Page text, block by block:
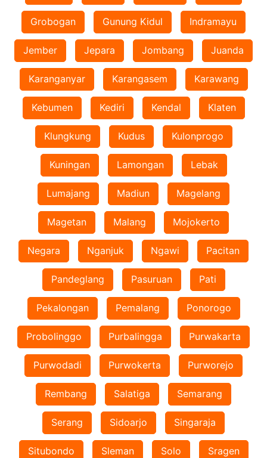
Grobogan Gunung Kidul Indramayu
Jember Jepara Jombang Juanda
Karanganyar Karangasem Karawang
Kebumen Kediri Kendal Klaten
Klungkung Kudus Kulonprogo
Kuningan Lamongan Lebak
Lumajang Madiun Magelang
Magetan Malang Mojokerto
Negara Nganjuk Ngawi Pacitan
Pandeglang Pasuruan Pati
Pekalongan Pemalang Ponorogo
Probolinggo Purbalingga Purwakarta
Purwodadi Purwokerta Purworejo
Rembang Salatiga Semarang
Serang Sidoarjo Singaraja
Situbondo Sleman Solo Sragen